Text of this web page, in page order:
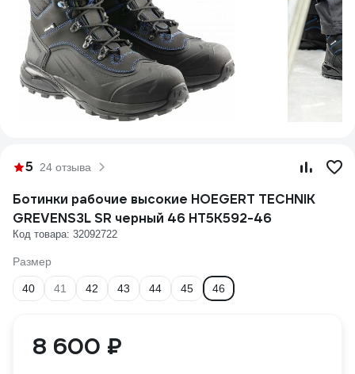
5 24 отзыва
Ботинки рабочие высокие HOEGERT TECHNIK
GREVENS3L SR черный 46 HT5K592-46
Код товара: 32092722
Размер
40 41 42 43 44 45 46
8 600 ₽